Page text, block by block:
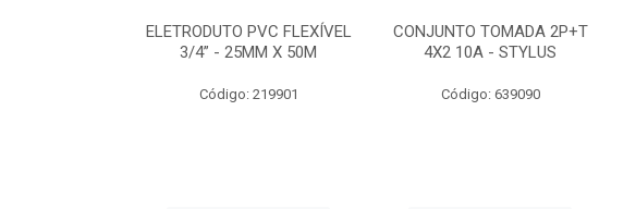
ELETRODUTO PVC FLEXÍVEL
3/4” - 25MM X 50M
Código: 219901
CONJUNTO TOMADA 2P+T
4X2 10A - STYLUS
Código: 639090